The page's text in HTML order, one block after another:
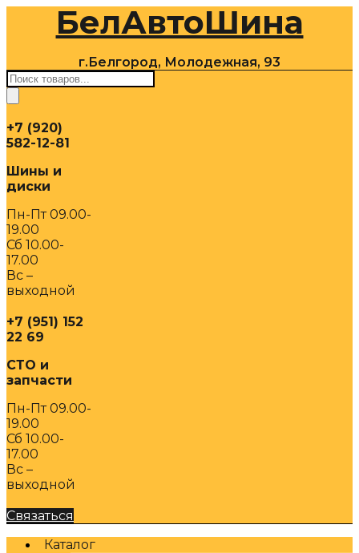
содержимомуБелАвтоШина
г.Белгород, Молодежная, 93
Поиск
товаров
+7 (920)
582-12-81
Шины и
диски
Пн-Пт 09.00-
19.00
Сб 10.00-
17.00
Вс –
выходной
+7 (951) 152
22 69
СТО и
запчасти
Пн-Пт 09.00-
19.00
Сб 10.00-
17.00
Вс –
выходной
Связаться
Каталог